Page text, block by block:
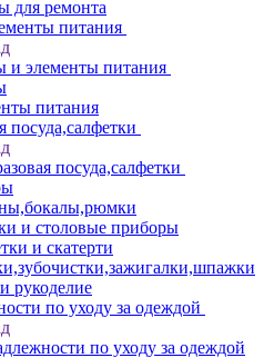
для ремонта
питания
и элементы питания
питания
посуда,салфетки
посуда,салфетки
и столовые приборы
и скатерти
рукоделие
по уходу за одеждой
по уходу за одеждой